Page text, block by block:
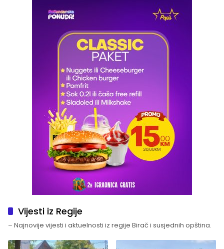
Vijesti iz Regije
– Najnovije vijesti i aktuelnosti iz regije Birač i susjednih opština.